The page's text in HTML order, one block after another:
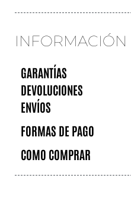
INFORMACIÓN
GARANTÍAS
DEVOLUCIONES
ENVÍOS
FORMAS DE PAGO
COMO COMPRAR